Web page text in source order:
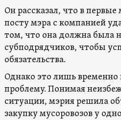
Он рассказал, что в
посту мэра с компанией
том, что она должна была
субподрядчиков, чтобы
обязательства.
Однако это лишь
проблему. Понимая
ситуации, мэрия решила
закупку мусоровозов у